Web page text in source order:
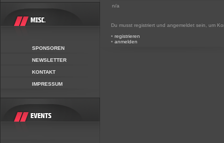
SPONSOREN
NEWSLETTER
KONTAKT
IMPRESSUM
n/a
Du musst registriert und angemeldet sein, um
• registrieren
• anmelden